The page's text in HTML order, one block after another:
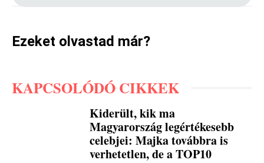
Ezeket olvastad már?
KAPCSOLÓDÓ CIKKEK
Kiderült, kik ma
Magyarország legértékesebb
celebjei: Majka továbbra is
verhetetlen, de a TOP10